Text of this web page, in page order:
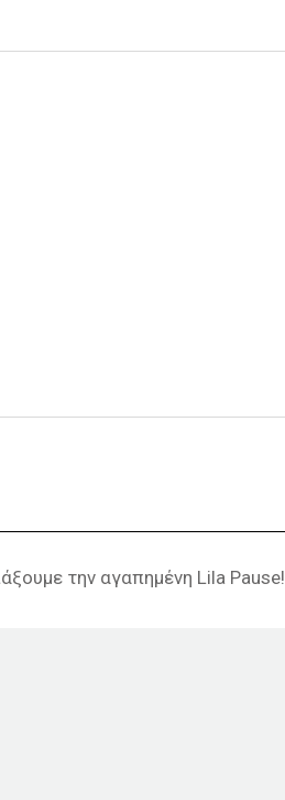
την αγαπημένη Lila Pause!